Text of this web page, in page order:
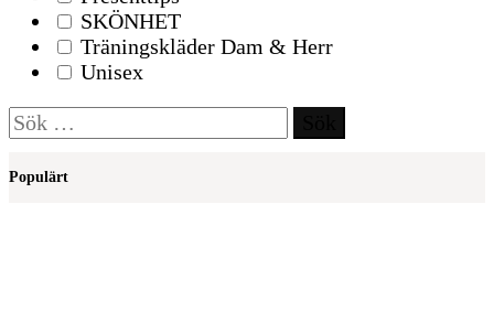
SKÖNHET
Träningskläder Dam & Herr
Unisex
Sök
efter:
Populärt